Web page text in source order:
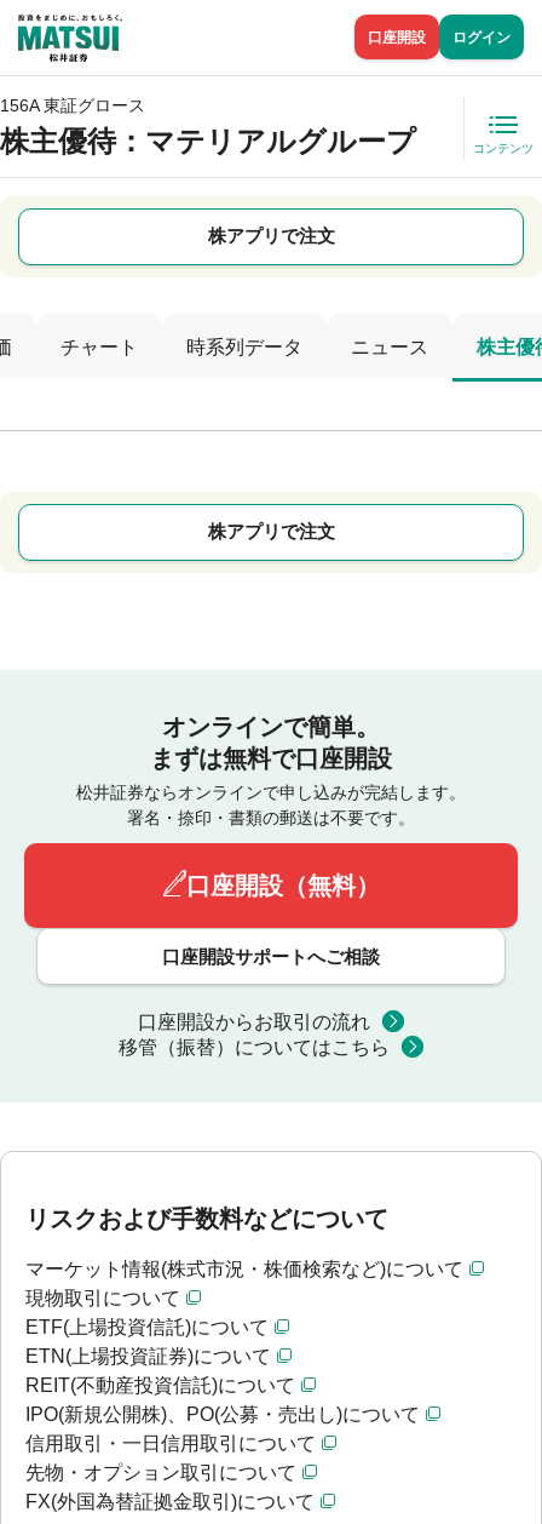
口座開設 ログイン
156A 東証グロース
株主優待：マテリアルグループ コンテンツ
株アプリで注文
チャート 時系列データ ニュース 株主優
株アプリで注文
オンラインで簡単。
まずは無料で口座開設
松井証券ならオンラインで申し込みが完結します。
署名・捺印・書類の郵送は不要です。
口座開設（無料）
口座開設サポートへご相談
口座開設からお取引の流れ
移管（振替）についてはこちら
リスクおよび手数料などについて
マーケット情報(株式市況・株価検索など)について
現物取引について
ETF(上場投資信託)について
ETN(上場投資証券)について
REIT(不動産投資信託)について
IPO(新規公開株)、PO(公募・売出し)について
信用取引・一日信用取引について
先物・オプション取引について
FX(外国為替証拠金取引)について